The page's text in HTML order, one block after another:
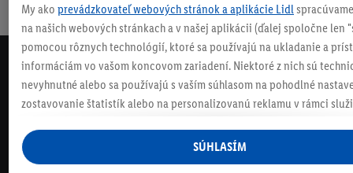
nad 70 €¹
niečo nové
NEWSLETTER
NEZMEŠKAJ NAŠE AKCIE!
ODOBERAJ NÁŠ NEWSLETTER
My ako prevádzkovateľ webových stránok a aplikácie Lidl
na našich webových stránkach a v našej aplikácii (ďalej spoločne len
pomocou rôznych technológií, ktoré sa používajú na ukladanie a
informáciám vo vašom koncovom zariadení. Niektoré z nich sú
nevyhnutné alebo sa používajú s vaším súhlasom na pohodlné
zostavovanie štatistík alebo na personalizovanú reklamu v rámci
údaje z vášho nákupného správania v obchode.
Ak tu udelíte svoj súhlas na účely personalizovanej reklamy a
SÚHLASÍM